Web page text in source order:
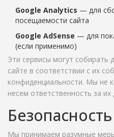
Google Analytics — для
посещаемости сайта
Google AdSense — для
(если применимо)
Эти сервисы могут собирать
сайте в соответствии с их
конфиденциальности. Мы не
несем ответственность за их
Мы принимаем разумные